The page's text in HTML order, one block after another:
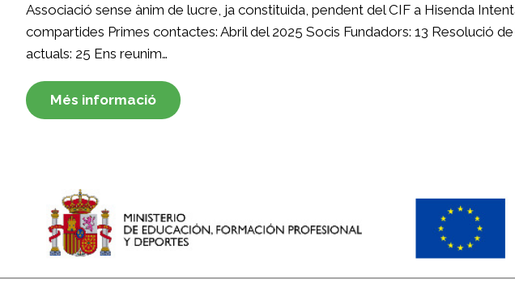
Associació sense ànim de lucre, ja constituida, pendent del CIF a Hisenda
compartides Primes contactes: Abril del 2025 Socis Fundadors: 13 Resolució
actuals: 25 Ens reunim…
Més informació